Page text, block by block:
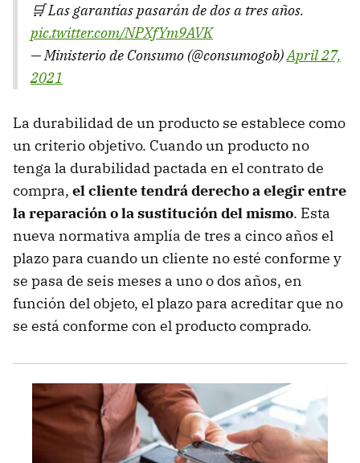
🛒 Las garantías pasarán de dos a tres años.
pic.twitter.com/NPXfYm9AVK
— Ministerio de Consumo (@consumogob)April 27,
2021
La durabilidad de un producto se establece como
un criterio objetivo. Cuando un producto no
tenga la durabilidad pactada en el contrato de
compra, el cliente tendrá derecho a elegir entre
la reparación o la sustitución del mismo. Esta
nueva normativa amplía de tres a cinco años el
plazo para cuando un cliente no esté conforme y
se pasa de seis meses a uno o dos años, en
función del objeto, el plazo para acreditar que no
se está conforme con el producto comprado.